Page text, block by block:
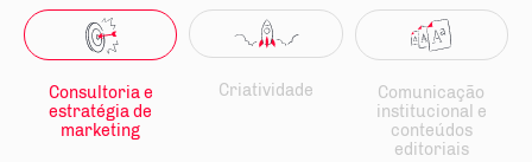
Consultoria e
estratégia de
marketing
Criatividade
Comunicação
institucional e
conteúdos
editoriais